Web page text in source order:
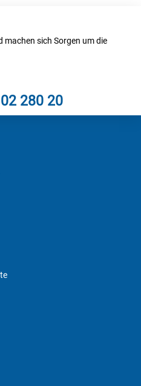
machen sich Sorgen um die
280 20